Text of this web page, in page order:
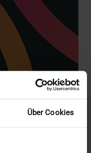
Über Cookies